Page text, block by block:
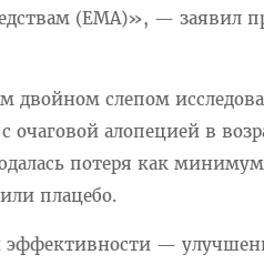
(EMA)», — заявил
двойном слепом
алопецией в
потеря как
плацебо.
эффективности —